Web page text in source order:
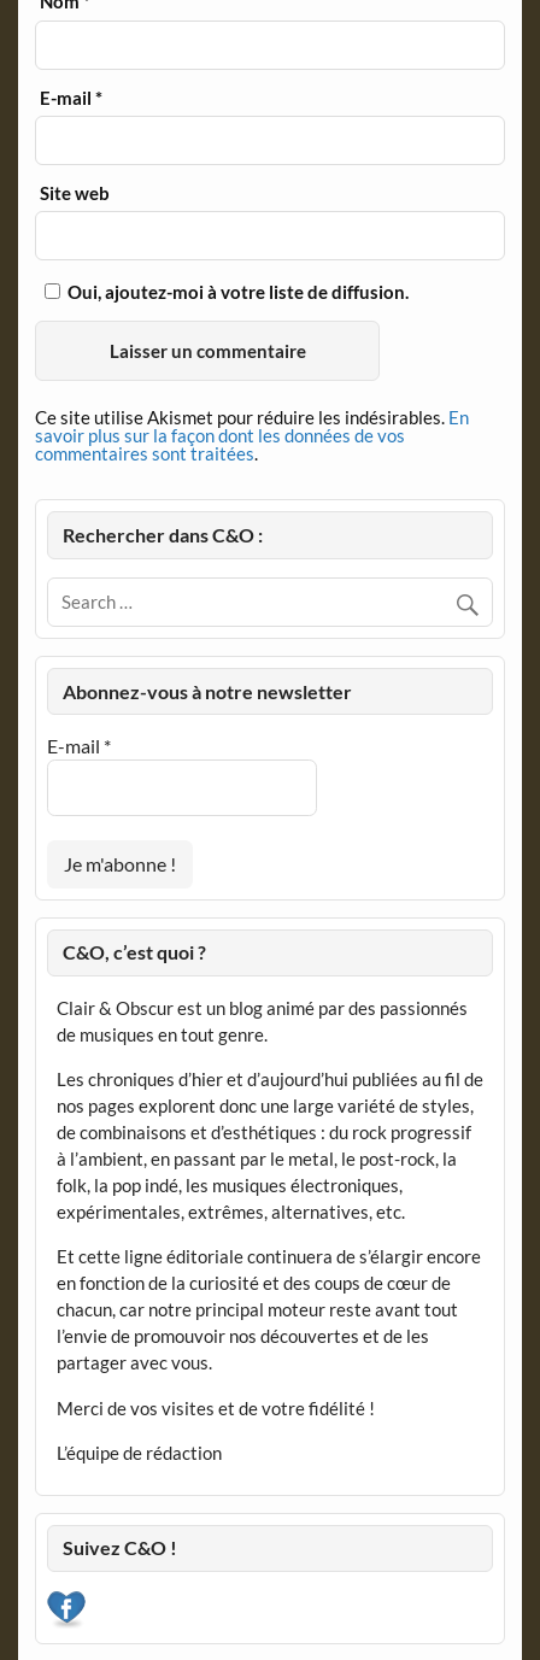
E-mail*
Site web
Oui, ajoutez-moi à votre liste de diffusion.
Ce site utilise Akismet pour réduire les indésirables. En
savoir plus sur la façon dont les données de vos
commentaires sont traitées.
Rechercher dans C&O :
Abonnez-vous à notre newsletter
E-mail *
C&O, c’est quoi ?
Clair & Obscur est un blog animé par des passionnés
de musiques en tout genre.
Les chroniques d’hier et d’aujourd’hui publiées au fil de
nos pages explorent donc une large variété de styles,
de combinaisons et d’esthétiques : du rock progressif
à l’ambient, en passant par le metal, le post-rock, la
folk, la pop indé, les musiques électroniques,
expérimentales, extrêmes, alternatives, etc.
Et cette ligne éditoriale continuera de s’élargir encore
en fonction de la curiosité et des coups de cœur de
chacun, car notre principal moteur reste avant tout
l’envie de promouvoir nos découvertes et de les
partager avec vous.
Merci de vos visites et de votre fidélité !
L’équipe de rédaction
Suivez C&O !